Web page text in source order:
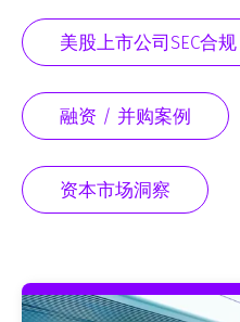
美股上市公司SEC合规
融资 / 并购案例
资本市场洞察